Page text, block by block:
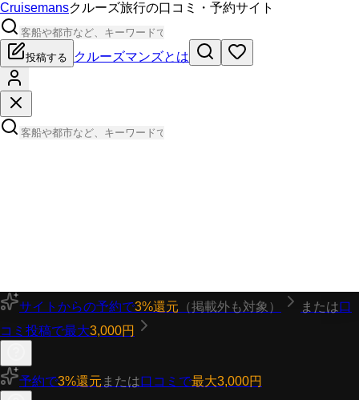
Cruisemansクルーズ旅行の口コミ・予約サイト
投稿する クルーズマンズとは
サイトからの予約で3%還元 （掲載外も対象） または口
コミ投稿で最大3,000円
予約で3%還元 または口コミで最大3,000円